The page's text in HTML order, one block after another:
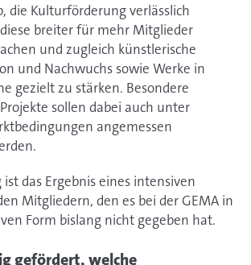
die Kulturförderung verlässlich
breiter für mehr Mitglieder
und zugleich künstlerische
und Nachwuchs sowie Werke in
gezielt zu stärken. Besondere
sollen dabei auch unter
angemessen
das Ergebnis eines intensiven
Mitgliedern, den es bei der GEMA in
Form bislang nicht gegeben hat.
gefördert, welche